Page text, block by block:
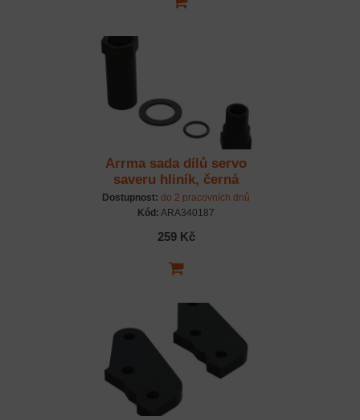
Arrma sada dílů servo
saveru hliník, černá
Dostupnost: do 2 pracovních dnů
Kód: ARA340187
259 Kč